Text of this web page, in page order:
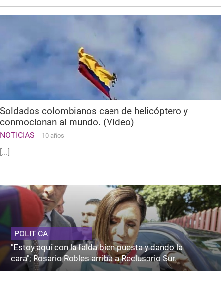
Soldados colombianos caen de helicóptero y
conmocionan al mundo. (Video)
NOTICIAS 10 años
[...]
POLITICA
"Estoy aquí con la falda bien puesta y dando la
cara"; Rosario Robles arriba a Reclusorio Sur.